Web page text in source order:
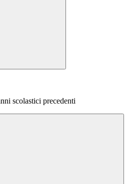
scolastici precedenti